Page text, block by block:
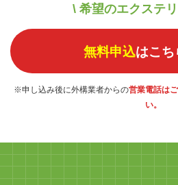
\ 希望のエクステ
無料申込はこち
※申し込み後に外構業者からの営業電話は
い。